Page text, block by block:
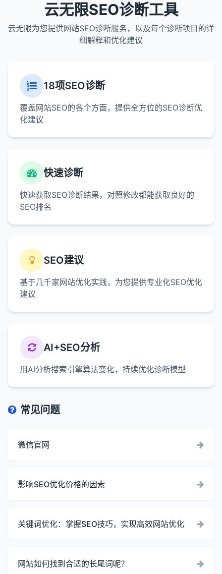
云无限SEO诊断工具
云无限为您提供网站SEO诊断服务，以及每个诊断项目的详
细解释和优化建议
18项SEO诊断
覆盖网站SEO的各个方面，提供全方位的SEO诊断优
化建议
快速诊断
快速获取SEO诊断结果，对照修改都能获取良好的
SEO排名
SEO建议
基于几千家网站优化实践，为您提供专业化SEO优化
建议
AI+SEO分析
用AI分析搜索引擎算法变化，持续优化诊断模型
常见问题
微信官网
影响SEO优化价格的因素
关键词优化：掌握SEO技巧，实现高效网站优化
网站如何找到合适的长尾词呢？